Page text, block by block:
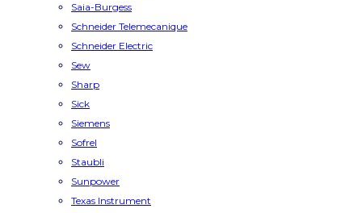
Saia-Burgess
Schneider Telemecanique
Schneider Electric
Sew
Sharp
Sick
Siemens
Sofrel
Staubli
Sunpower
Texas Instrument